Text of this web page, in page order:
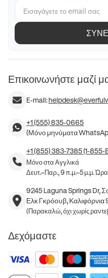
Επικοινωνήστε μαζί
E-mail:
+1 (555) 835-0665
(Μόνο μηνύματα
+1 (855) 383-7385 (1-855-
Μόνο στα Αγγλικά
Δευτ.–Παρ., 9 π.μ.–5 μ.μ. Ώρα
9245 Laguna Springs Dr,
Ελκ Γκρόουβ, Καλιφόρνια
(Παρακαλώ, όχι χωρίς
Δεχόμαστε